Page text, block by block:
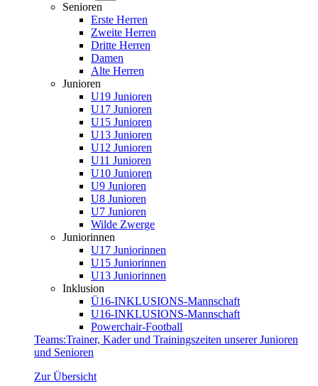
Senioren
Erste Herren
Zweite Herren
Dritte Herren
Damen
Alte Herren
Junioren
U19 Junioren
U17 Junioren
U15 Junioren
U13 Junioren
U12 Junioren
U11 Junioren
U10 Junioren
U9 Junioren
U8 Junioren
U7 Junioren
Wilde Zwerge
Juniorinnen
U17 Juniorinnen
U15 Juniorinnen
U13 Juniorinnen
Inklusion
Ü16-INKLUSIONS-Mannschaft
U16-INKLUSIONS-Mannschaft
Powerchair-Football
Teams:Trainer, Kader und Trainingszeiten unserer Junioren
und Senioren
Zur Übersicht